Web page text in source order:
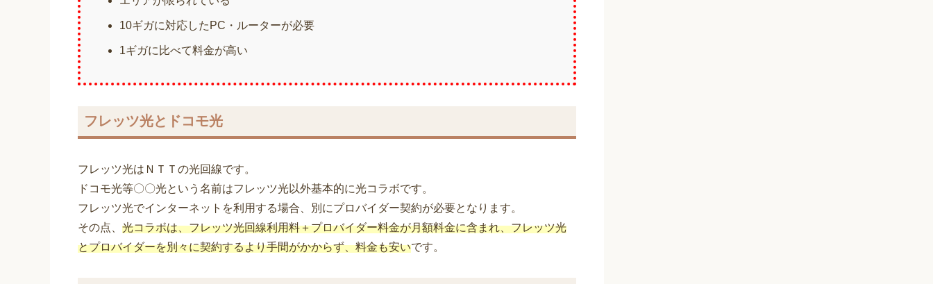
10ギガに対応したPC・ルーターが必要
1ギガに比べて料金が高い
フレッツ光とドコモ光
フレッツ光はＮＴＴの光回線です。
ドコモ光等〇〇光という名前はフレッツ光以外基本的に光コラボです。
フレッツ光でインターネットを利用する場合、別にプロバイダー契約が必要となります。
その点、 光コラボは、フレッツ光回線利用料＋プロバイダー料金が月額料金に含まれ、フレッツ光
とプロバイダーを別々に契約するより手間がかからず、料金も安いです。